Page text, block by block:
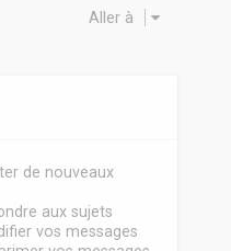
Aller à
de nouveaux
aux sujets
vos messages